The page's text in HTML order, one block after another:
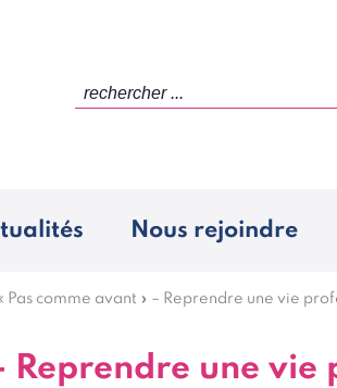
rechercher ...
Nous rejoindre
Pas comme avant » – Reprendre une vie
Reprendre une